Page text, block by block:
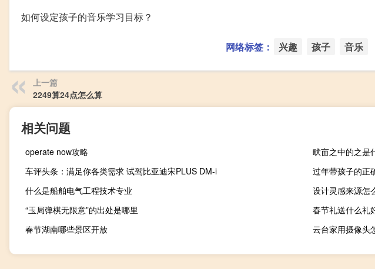
如何设定孩子的音乐学习目标？
网络标签： 兴趣 孩子 音乐
上一篇
2249算24点怎么算
相关问题
operate now攻略
畎亩之中的之是
车评头条：满足你各类需求 试驾比亚迪宋PLUS DM-i
过年带孩子的正
什么是船舶电气工程技术专业
设计灵感来源怎
“玉局弹棋无限意”的出处是哪里
春节礼送什么礼
春节湖南哪些景区开放
云台家用摄像头